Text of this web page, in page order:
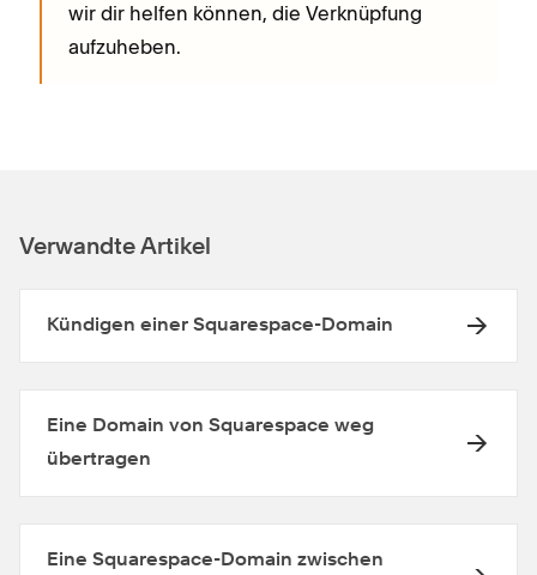
wir dir helfen können, die Verknüpfung
aufzuheben.
Verwandte Artikel
Kündigen einer Squarespace-Domain
Eine Domain von Squarespace weg
übertragen
Eine Squarespace-Domain zwischen